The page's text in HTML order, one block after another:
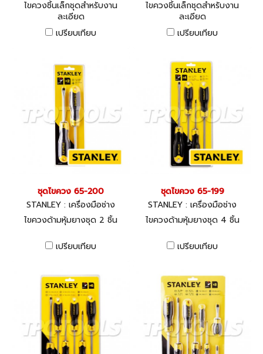
ไขควงชิ้นเล็กชุดสำหรับงาน
ละเอียด
เปรียบเทียบ
ไขควงชิ้นเล็กชุดสำหรับงาน
ละเอียด
เปรียบเทียบ
ชุดไขควง 65-200
STANLEY : เครื่องมือช่าง
ไขควงด้ามหุ้มยางชุด 2 ชิ้น
เปรียบเทียบ
ชุดไขควง 65-199
STANLEY : เครื่องมือช่าง
ไขควงด้ามหุ้มยางชุด 4 ชิ้น
เปรียบเทียบ